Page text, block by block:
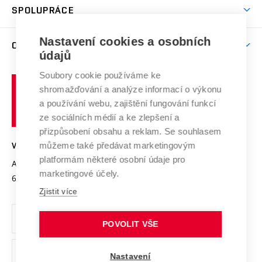
Brno
Celoživotní vzdělávání
E-přihláška
Harmonogram akademického roku
Závěrečné práce
Doktorské studium
Zpracování osobních údajů studentů
Sociální bezpečí
Studium bez bariér
Podpora podnikání
Mezinárodní vědecká rada
Systém zajišťování kvality výzkumu
Výzkumné infrastruktury
Transfer znalostí
Open Science
Projekty
Projekty ze strukturálních fondů
Specifický výzkum
SPOLUPRÁCE
Zahraniční spolupráce
Spolupráce se školami
Služby univerzity
Mezinárodní dohody
Univerzitní sítě
O UNIVERZITĚ
Profil univerzity
Udržitelná univerzita
Podnikavá univerzita / ContriBUTe
Bezpečná univerzita
Vyznamenání
Organizační struktura
Ochrana osobních údajů
učení
technické
VYSOKÉ UČENÍ TECHNICKÉ V BRNĚ
Antonínská 548/1
602 00 Brno
www.vut.cz
vut@vutbr.cz
Nastavení cookies a osobních
údajů
Soubory cookie používáme ke
shromažďování a analýze informací o výkonu
a používání webu, zajištění fungování funkcí
ze sociálních médií a ke zlepšení a
přizpůsobení obsahu a reklam. Se souhlasem
můžeme také předávat marketingovým
platformám některé osobní údaje pro
marketingové účely.
Zjistit více
POVOLIT VŠE
Nastavení